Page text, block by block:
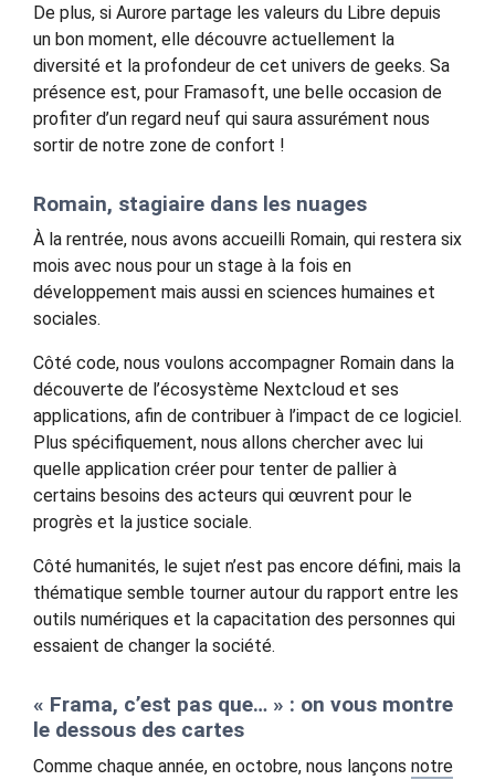
De plus, si Aurore partage les valeurs du Libre depuis
un bon moment, elle découvre actuellement la
diversité et la profondeur de cet univers de geeks. Sa
présence est, pour Framasoft, une belle occasion de
profiter d’un regard neuf qui saura assurément nous
sortir de notre zone de confort !
Romain, stagiaire dans les nuages
À la rentrée, nous avons accueilli Romain, qui restera six
mois avec nous pour un stage à la fois en
développement mais aussi en sciences humaines et
sociales.
Côté code, nous voulons accompagner Romain dans la
découverte de l’écosystème Nextcloud et ses
applications, afin de contribuer à l’impact de ce logiciel.
Plus spécifiquement, nous allons chercher avec lui
quelle application créer pour tenter de pallier à
certains besoins des acteurs qui œuvrent pour le
progrès et la justice sociale.
Côté humanités, le sujet n’est pas encore défini, mais la
thématique semble tourner autour du rapport entre les
outils numériques et la capacitation des personnes qui
essaient de changer la société.
« Frama, c’est pas que… » : on vous montre
le dessous des cartes
Comme chaque année, en octobre, nous lançons notre